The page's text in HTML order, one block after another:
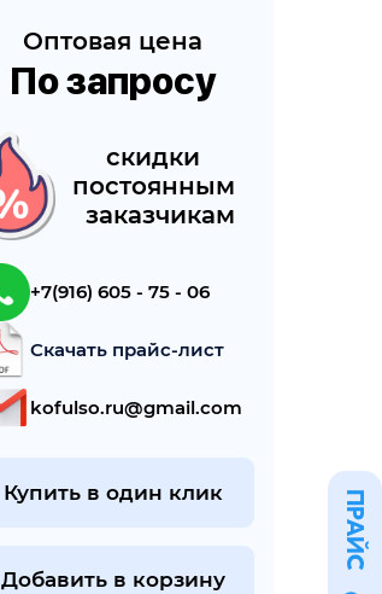
Оптовая цена
По запросу
cкидки
постоянным
заказчикам
+7(916) 605 - 75 - 06
Скачать прайс-лист
kofulso.ru@gmail.com
Купить в один клик
Добавить в корзину
ПРАЙС